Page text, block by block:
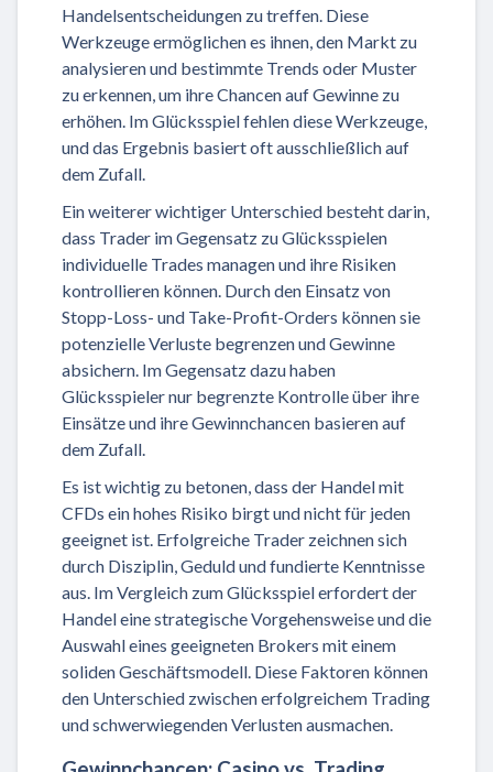
Handelsentscheidungen zu treffen. Diese
Werkzeuge ermöglichen es ihnen, den Markt zu
analysieren und bestimmte Trends oder Muster
zu erkennen, um ihre Chancen auf Gewinne zu
erhöhen. Im Glücksspiel fehlen diese Werkzeuge,
und das Ergebnis basiert oft ausschließlich auf
dem Zufall.
Ein weiterer wichtiger Unterschied besteht darin,
dass Trader im Gegensatz zu Glücksspielen
individuelle Trades managen und ihre Risiken
kontrollieren können. Durch den Einsatz von
Stopp-Loss- und Take-Profit-Orders können sie
potenzielle Verluste begrenzen und Gewinne
absichern. Im Gegensatz dazu haben
Glücksspieler nur begrenzte Kontrolle über ihre
Einsätze und ihre Gewinnchancen basieren auf
dem Zufall.
Es ist wichtig zu betonen, dass der Handel mit
CFDs ein hohes Risiko birgt und nicht für jeden
geeignet ist. Erfolgreiche Trader zeichnen sich
durch Disziplin, Geduld und fundierte Kenntnisse
aus. Im Vergleich zum Glücksspiel erfordert der
Handel eine strategische Vorgehensweise und die
Auswahl eines geeigneten Brokers mit einem
soliden Geschäftsmodell. Diese Faktoren können
den Unterschied zwischen erfolgreichem Trading
und schwerwiegenden Verlusten ausmachen.